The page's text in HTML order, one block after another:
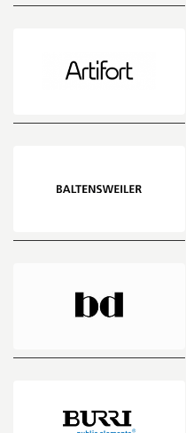
ArchitectMade
Artifort
BALTENSWEILER